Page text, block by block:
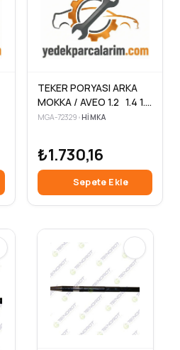
TEKER PORYASI ARKA
MOKKA / AVEO 1.2 1.4 1.6
1.7 CDTI 4 BİJON
MGA-72329 •HIMKA
₺1.730,16
Sepete Ekle